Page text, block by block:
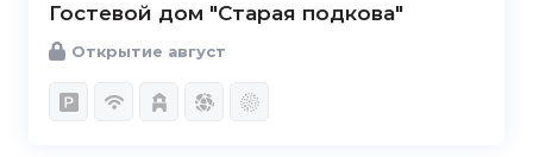
Гостевой дом "Старая подкова"
Открытие август